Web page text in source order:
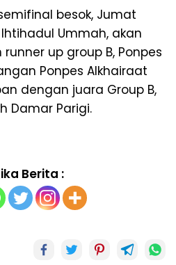
besok, Jumat
Ummah, akan
up group B, Ponpes
Ponpes Alkhairaat
dengan juara Group B,
Damar Parigi.
Berita :